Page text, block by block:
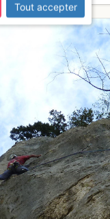
Tout accepter